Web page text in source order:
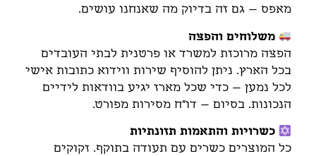
מאפס – גם זה בדיוק מה שאנחנו עושים.
משלוחים והפצה
הפצה מרוכזת למשרד או פרטנית לבתי העובדים
בכל הארץ. ניתן להוסיף שירות ווידוא כתובות אישי
לכל נמען – כדי שכל מארז יגיע בוודאות לידיים
הנכונות. בסיום – דו"ח מסירות מפורט.
כשרויות והתאמות תזונתיות
כל המוצרים כשרים עם תעודה בתוקף. זקוקים